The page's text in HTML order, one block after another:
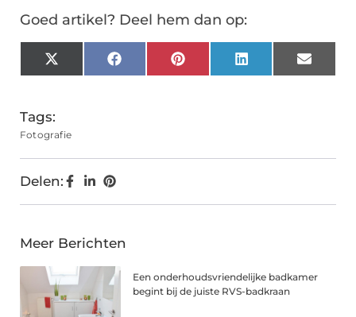
Goed artikel? Deel hem dan op:
X
(Twitter)
FacebookPinterestLinkedInEmail
Tags:
Fotografie
Delen:
Meer Berichten
Een onderhoudsvriendelijke badkamer
begint bij de juiste RVS-badkraan